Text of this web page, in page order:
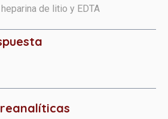
de litio y EDTA